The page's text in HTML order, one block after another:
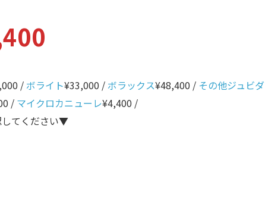
/ ボライト¥33,000 / ボラックス¥48,400 / その他ジュビダ
/ マイクロカニューレ¥4,400 /
てください▼